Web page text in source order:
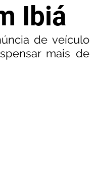
Ibiá
de veículo
mais de